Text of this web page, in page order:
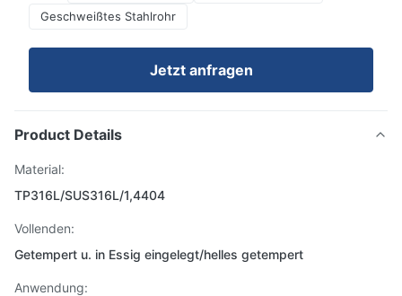
Geschweißtes Stahlrohr
Jetzt anfragen
Product Details
Material:
TP316L/SUS316L/1,4404
Vollenden:
Getempert u. in Essig eingelegt/helles getempert
Anwendung: